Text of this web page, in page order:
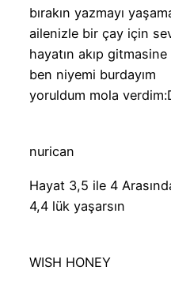
bırakın yazmayı
ailenizle bir çay için
hayatın akıp
ben niyemi burdayım
yoruldum mola
nurican
Hayat 3,5 ile 4
4,4 lük yaşarsın
WISH HONEY